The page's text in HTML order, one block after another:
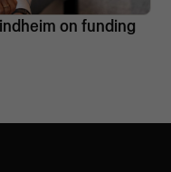
on funding